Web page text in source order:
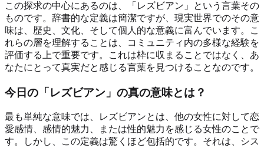
この探求の中心にあるのは、「レズビアン」という言葉その
ものです。辞書的な定義は簡潔ですが、現実世界でのその意
味は、歴史、文化、そして個人的な意義に富んでいます。こ
れらの層を理解することは、コミュニティ内の多様な経験を
評価する上で重要です。これは枠に収まることではなく、あ
なたにとって真実だと感じる言葉を見つけることなのです。
今日の「レズビアン」の真の意味とは？
最も単純な意味では、レズビアンとは、他の女性に対して恋
愛感情、感情的魅力、または性的魅力を感じる女性のことで
す。しかし、この定義は驚くほど包括的です。それは、シス